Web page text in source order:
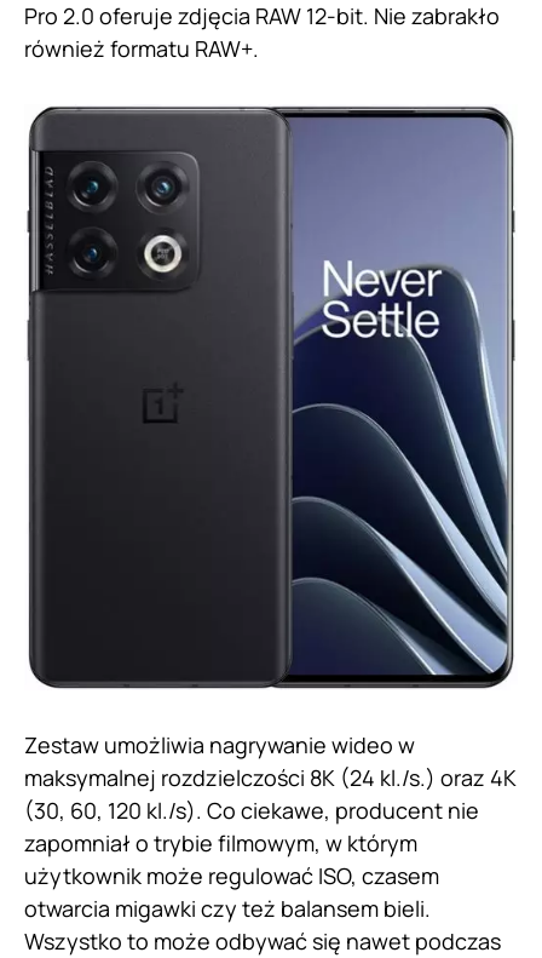
Pro 2.0 oferuje zdjęcia RAW 12-bit. Nie zabrakło
również formatu RAW+.
Zestaw umożliwia nagrywanie wideo w
maksymalnej rozdzielczości 8K (24 kl./s.) oraz 4K
(30, 60, 120 kl./s). Co ciekawe, producent nie
zapomniał o trybie filmowym, w którym
użytkownik może regulować ISO, czasem
otwarcia migawki czy też balansem bieli.
Wszystko to może odbywać się nawet podczas